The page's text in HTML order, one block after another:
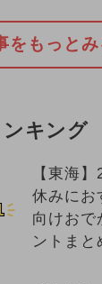
をもっとみ
キング
【東海
休みにお
向けおで
ントまと